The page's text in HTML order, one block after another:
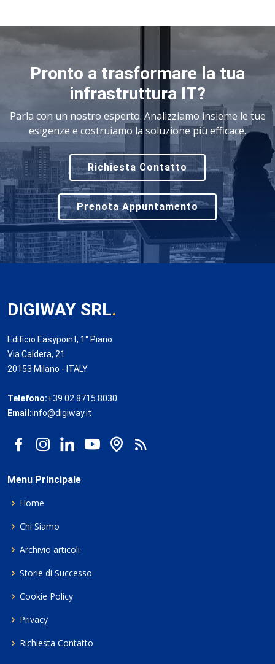
Pronto a trasformare la tua
infrastruttura IT?
Parla con un nostro esperto. Analizziamo insieme le tue
esigenze e costruiamo la soluzione più efficace.
Richiesta Contatto
Prenota Appuntamento
DIGIWAY SRL.
Edificio Easypoint, 1° Piano
Via Caldera, 21
20153 Milano - ITALY
Telefono:+39 02 8715 8030
Email:info@digiway.it
Menu Principale
Home
Chi Siamo
Archivio articoli
Storie di Successo
Cookie Policy
Privacy
Richiesta Contatto